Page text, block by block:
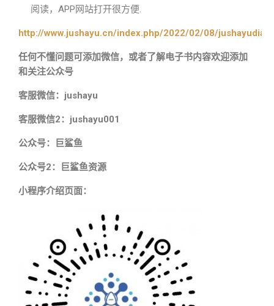
阅读，APP网站打开很方便.
http://www.jushayu.cn/index.php/2022/02/08/
任何不懂问题可添加微信，或者了解电子书内容欢迎添加
和关注公众号
客服微信：jushayu
客服微信2：jushayu001
公众号：巨鲨鱼
公众号2：巨鲨鱼资源
小程序介绍页面：